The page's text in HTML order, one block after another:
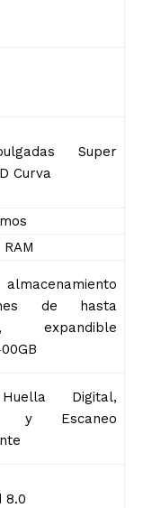
Super
Curva
de hasta
expandible
Digital,
y Escaneo
8.0